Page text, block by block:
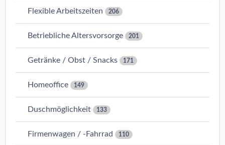
Flexible Arbeitszeiten 206
Betriebliche Altersvorsorge 201
Getränke / Obst / Snacks 171
Homeoffice 149
Duschmöglichkeit 133
Firmenwagen / -Fahrrad 110